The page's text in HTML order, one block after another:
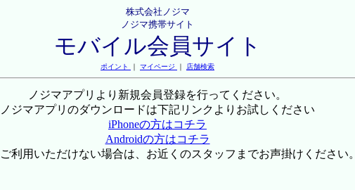
株式会社ノジマ
ノジマ携帯サイト
モバイル会員サイト
ポイント ｜ マイページ ｜ 店舗検索
ノジマアプリより新規会員登録を行ってください。
ノジマアプリのダウンロードは下記リンクよりお試しください
iPhoneの方はコチラ
Androidの方はコチラ
利用いただけない場合は、お近くのスタッフまでお声掛けください。